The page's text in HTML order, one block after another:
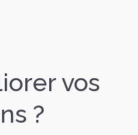
vos
?​